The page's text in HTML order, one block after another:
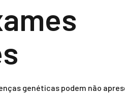
genéticas podem não